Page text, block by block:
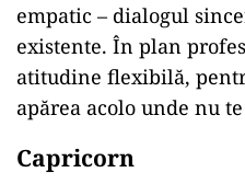
empatic – dialogul
existente. În plan
atitudine flexibilă,
apărea acolo unde nu
Capricorn